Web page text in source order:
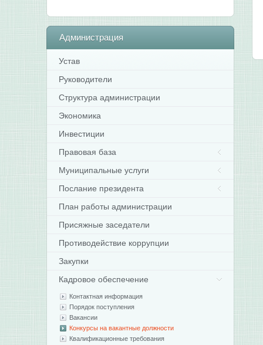
Администрация
Устав
Руководители
Структура администрации
Экономика
Инвестиции
Правовая база
Муниципальные услуги
Послание президента
План работы администрации
Присяжные заседатели
Противодействие коррупции
Закупки
Кадровое обеспечение
Контактная информация
Порядок поступления
Вакансии
Конкурсы на вакантные должности
Квалификационные требования